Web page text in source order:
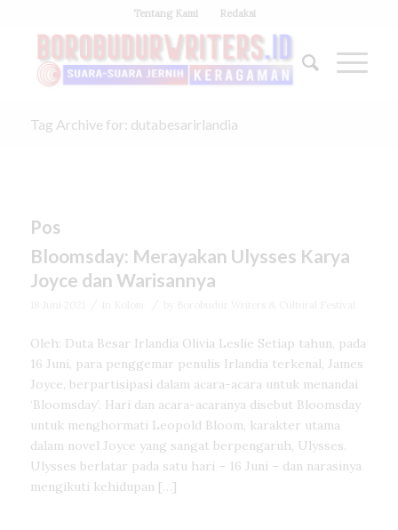
Tentang Kami Redaksi
Tag Archive for: dutabesarirlandia
Pos
Bloomsday: Merayakan Ulysses Karya
Joyce dan Warisannya
Oleh: Duta Besar Irlandia Olivia Leslie Setiap tahun, pada
16 Juni, para penggemar penulis Irlandia terkenal, James
Joyce, berpartisipasi dalam acara-acara untuk menandai
‘Bloomsday’. Hari dan acara-acaranya disebut Bloomsday
untuk menghormati Leopold Bloom, karakter utama
dalam novel Joyce yang sangat berpengaruh, Ulysses.
Ulysses berlatar pada satu hari – 16 Juni – dan narasinya
mengikuti kehidupan […]